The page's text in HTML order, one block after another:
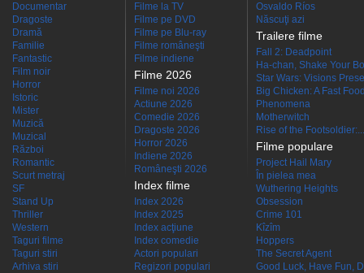
Documentar
Dragoste
Dramă
Familie
Fantastic
Film noir
Horror
Istoric
Mister
Muzică
Muzical
Război
Romantic
Scurt metraj
SF
Stand Up
Thriller
Western
Taguri filme
Taguri stiri
Arhiva stiri
Filme la TV
Filme pe DVD
Filme pe Blu-ray
Filme româneşti
Filme indiene
Filme 2026
Filme noi 2026
Actiune 2026
Comedie 2026
Dragoste 2026
Horror 2026
Indiene 2026
Româneşti 2026
Index filme
Index 2026
Index 2025
Index acţiune
Index comedie
Actori populari
Regizori populari
Osvaldo Ríos
Născuţi azi
Trailere filme
Fall 2: Deadpoint
Ha-chan, Shake Your
Star Wars: Visions
Big Chicken: A Fast
Phenomena
Motherwitch
Rise of the Footsoldier:...
Filme populare
Project Hail Mary
În pielea mea
Wuthering Heights
Obsession
Crime 101
Kîzîm
Hoppers
The Secret Agent
Good Luck, Have Fun,